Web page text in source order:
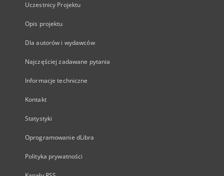
Uczestnicy Projektu
Opis projektu
Dla autorów i wydawców
Najczęściej zadawane pytania
Informacje techniczne
Kontakt
Statystyki
Oprogramowanie dLibra
Polityka prywatności